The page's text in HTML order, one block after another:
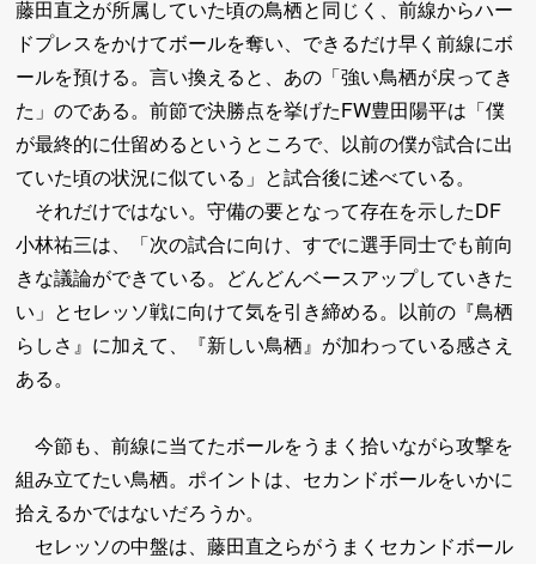
藤田直之が所属していた頃の鳥栖と同じく、前線からハー
ドプレスをかけてボールを奪い、できるだけ早く前線にボ
ールを預ける。言い換えると、あの「強い鳥栖が戻ってき
た」のである。前節で決勝点を挙げたFW豊田陽平は「僕
が最終的に仕留めるというところで、以前の僕が試合に出
ていた頃の状況に似ている」と試合後に述べている。
それだけではない。守備の要となって存在を示したDF
小林祐三は、「次の試合に向け、すでに選手同士でも前向
きな議論ができている。どんどんベースアップしていきた
い」とセレッソ戦に向けて気を引き締める。以前の『鳥栖
らしさ』に加えて、『新しい鳥栖』が加わっている感さえ
ある。
今節も、前線に当てたボールをうまく拾いながら攻撃を
組み立てたい鳥栖。ポイントは、セカンドボールをいかに
拾えるかではないだろうか。
セレッソの中盤は、藤田直之らがうまくセカンドボール